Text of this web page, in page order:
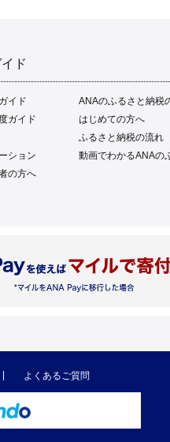
ド
イド
ANAのふるさと納税
ガイド
はじめての方へ
ふるさと納税の流れ
ション
動画でわかるANAの
の方へ
よくあるご質問